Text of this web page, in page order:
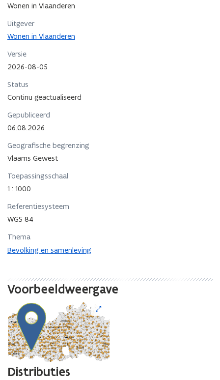
Wonen in Vlaanderen
Uitgever
Wonen in Vlaanderen
Versie
2026-08-05
Status
Continu geactualiseerd
Gepubliceerd
06.08.2026
Geografische begrenzing
Vlaams Gewest
Toepassingsschaal
1 : 1000
Referentiesysteem
WGS 84
Thema
Bevolking en samenleving
Voorbeeldweergave
Distributies